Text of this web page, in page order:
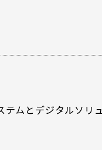
ムとデジタルソリュ